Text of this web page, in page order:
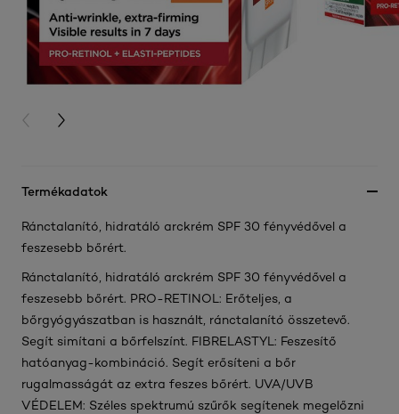
PREVIOUS CARD
NEXT CARD
Termékadatok
Ránctalanító, hidratáló arckrém SPF 30 fényvédővel a
feszesebb bőrért.
Ránctalanító, hidratáló arckrém SPF 30 fényvédővel a
feszesebb bőrért. PRO-RETINOL: Erőteljes, a
bőrgyógyászatban is használt, ránctalanító összetevő.
Segít simítani a bőrfelszínt. FIBRELASTYL: Feszesítő
hatóanyag-kombináció. Segít erősíteni a bőr
rugalmasságát az extra feszes bőrért. UVA/UVB
VÉDELEM: Széles spektrumú szűrők segítenek megelőzni